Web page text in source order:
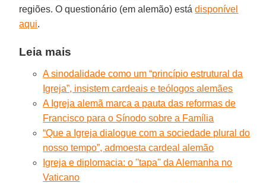
regiões. O questionário (em alemão) estádisponível
aqui.
Leia mais
A sinodalidade como um “princípio estrutural da
Igreja”, insistem cardeais e teólogos alemães
A Igreja alemã marca a pauta das reformas de
Francisco para o Sínodo sobre a Família
“Que a Igreja dialogue com a sociedade plural do
nosso tempo”, admoesta cardeal alemão
Igreja e diplomacia: o ''tapa'' da Alemanha no
Vaticano